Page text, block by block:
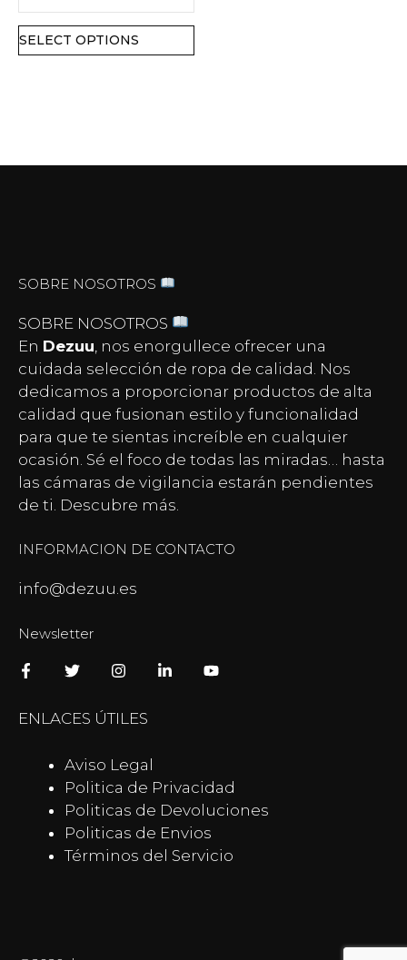
SELECT OPTIONS
SOBRE NOSOTROS
SOBRE NOSOTROS
En Dezuu , nos enorgullece ofrecer una
cuidada selección de ropa de calidad. Nos
dedicamos a proporcionar productos de alta
calidad que fusionan estilo y funcionalidad
para que te sientas increíble en cualquier
ocasión. Sé el foco de todas las miradas… hasta
las cámaras de vigilancia estarán pendientes
de ti. Descubre más.
INFORMACION DE CONTACTO
info@dezuu.es
Newsletter
ENLACES ÚTILES
Aviso Legal
Politica de Privacidad
Politicas de Devoluciones
Politicas de Envios
Términos del Servicio